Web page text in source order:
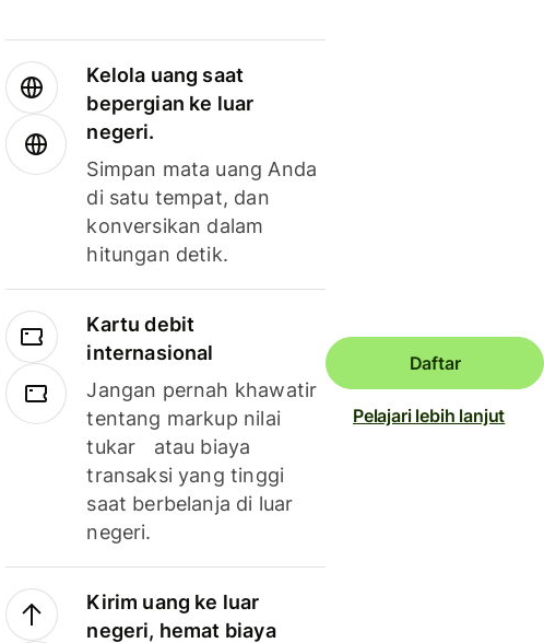
Kelola uang saat
bepergian ke luar
negeri.
Simpan mata uang Anda
di satu tempat, dan
konversikan dalam
hitungan detik.
Kartu debit
internasional
Jangan pernah khawatir
tentang markup nilai
tukar atau biaya
transaksi yang tinggi
saat berbelanja di luar
negeri.
Kirim uang ke luar
negeri, hemat biaya
Daftar
Pelajari lebih lanjut